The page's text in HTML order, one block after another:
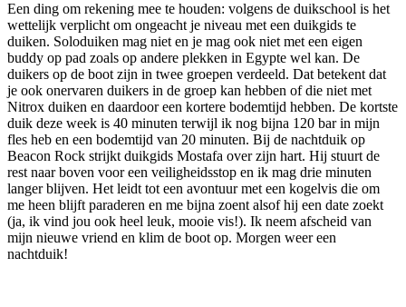
Een ding om rekening mee te houden: volgens de duikschool is het
wettelijk verplicht om ongeacht je niveau met een duikgids te
duiken. Soloduiken mag niet en je mag ook niet met een eigen
buddy op pad zoals op andere plekken in Egypte wel kan. De
duikers op de boot zijn in twee groepen verdeeld. Dat betekent dat
je ook onervaren duikers in de groep kan hebben of die niet met
Nitrox duiken en daardoor een kortere bodemtijd hebben. De kortste
duik deze week is 40 minuten terwijl ik nog bijna 120 bar in mijn
fles heb en een bodemtijd van 20 minuten. Bij de nachtduik op
Beacon Rock strijkt duikgids Mostafa over zijn hart. Hij stuurt de
rest naar boven voor een veiligheidsstop en ik mag drie minuten
langer blijven. Het leidt tot een avontuur met een kogelvis die om
me heen blijft paraderen en me bijna zoent alsof hij een date zoekt
(ja, ik vind jou ook heel leuk, mooie vis!). Ik neem afscheid van
mijn nieuwe vriend en klim de boot op. Morgen weer een
nachtduik!